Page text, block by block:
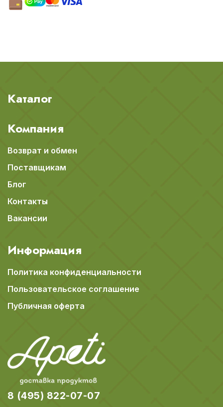
Каталог
Компания
Возврат и обмен
Поставщикам
Блог
Контакты
Вакансии
Информация
Политика конфиденциальности
Пользовательское соглашение
Публичная оферта
8 (495) 822-07-07